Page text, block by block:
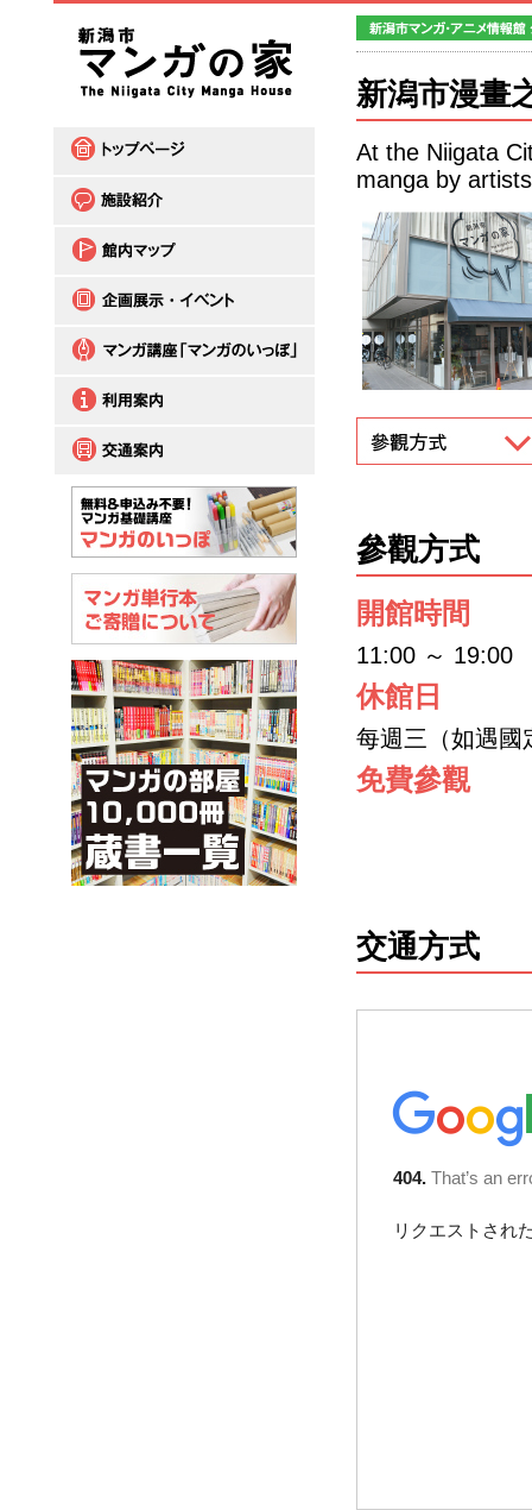
新潟市漫畫
At the Niigata
manga by
參觀方式
開館時間
11:00 ～ 19:00
休館日
每週三（如遇
免費參觀
交通方式